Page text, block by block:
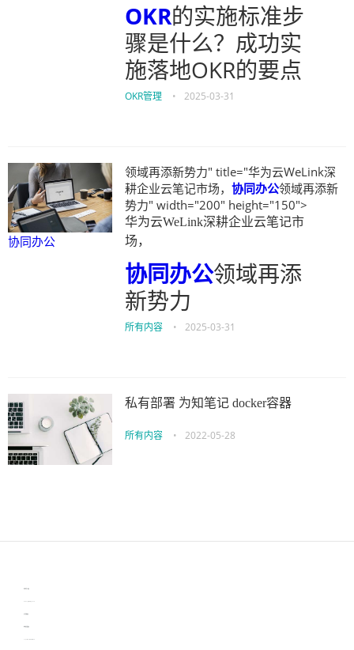
OKR的实施标准步
骤是什么？成功实
施落地OKR的要点
OKR管理 • 2025-03-31
协同办公
领域再添新势力" title="华为云WeLink深
耕企业云笔记市场， 协同办公领域再添新
势力" width="200" height="150">
华为云WeLink深耕企业云笔记市
场，
协同办公领域再添
新势力
所有内容 • 2025-03-31
私有部署 为知笔记 docker容器
所有内容 • 2022-05-28